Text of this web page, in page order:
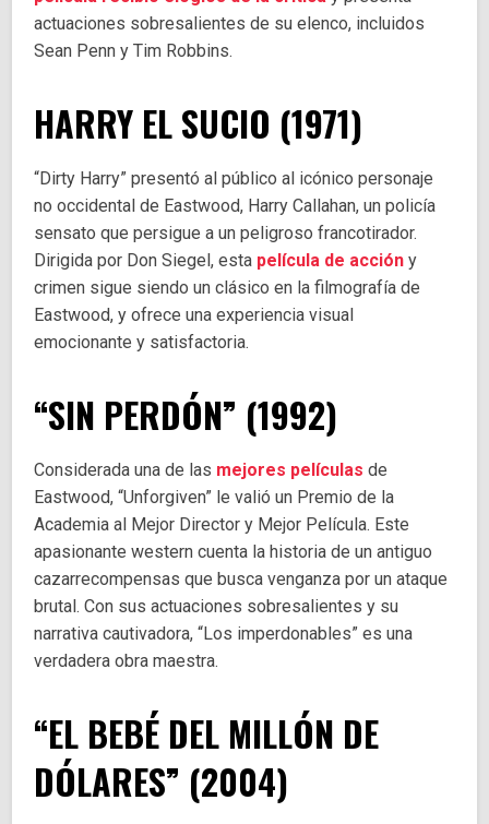
actuaciones sobresalientes de su elenco, incluidos
Sean Penn y Tim Robbins.
HARRY EL SUCIO (1971)
“Dirty Harry” presentó al público al icónico personaje
no occidental de Eastwood, Harry Callahan, un policía
sensato que persigue a un peligroso francotirador.
Dirigida por Don Siegel, esta película de acción y
crimen sigue siendo un clásico en la filmografía de
Eastwood, y ofrece una experiencia visual
emocionante y satisfactoria.
“SIN PERDÓN” (1992)
Considerada una de las mejores películas de
Eastwood, “Unforgiven” le valió un Premio de la
Academia al Mejor Director y Mejor Película. Este
apasionante western cuenta la historia de un antiguo
cazarrecompensas que busca venganza por un ataque
brutal. Con sus actuaciones sobresalientes y su
narrativa cautivadora, “Los imperdonables” es una
verdadera obra maestra.
“EL BEBÉ DEL MILLÓN DE
DÓLARES” (2004)